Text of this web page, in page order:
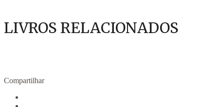
LIVROS RELACIONADOS
Compartilhar